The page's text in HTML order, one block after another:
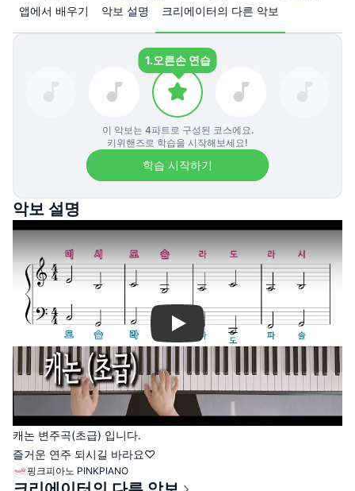
앱에서 배우기
악보 설명 크리에이터의 다른 악보
1.오른손 연습
이 악보는 4파트로 구성된 코스에요.
키위핸즈로 학습을 시작해보세요!
학습 시작하기
악보 설명
Play
캐논 변주곡(초급) 입니다.
즐거운 연주 되시길 바라요♡
핑크피아노 PINKPIANO